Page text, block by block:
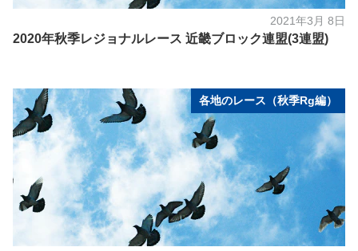
2021年3月 8日
2020年秋季レジョナルレース 近畿ブロック連盟(3連盟)
各地のレース（秋季Rg編）